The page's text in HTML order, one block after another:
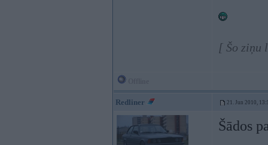
[ Šo ziņu
Redliner 21. Jun 2010,
Šādos